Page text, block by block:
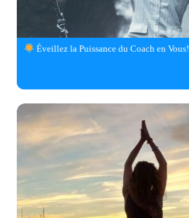
Éveillez la Puissance du Coach en Vous!